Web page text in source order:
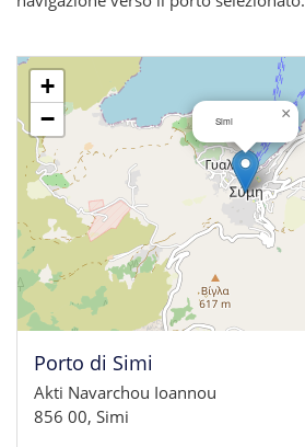
Simi ×
+
−
Porto di Simi
Akti Navarchou Ioannou
856 00, Simi